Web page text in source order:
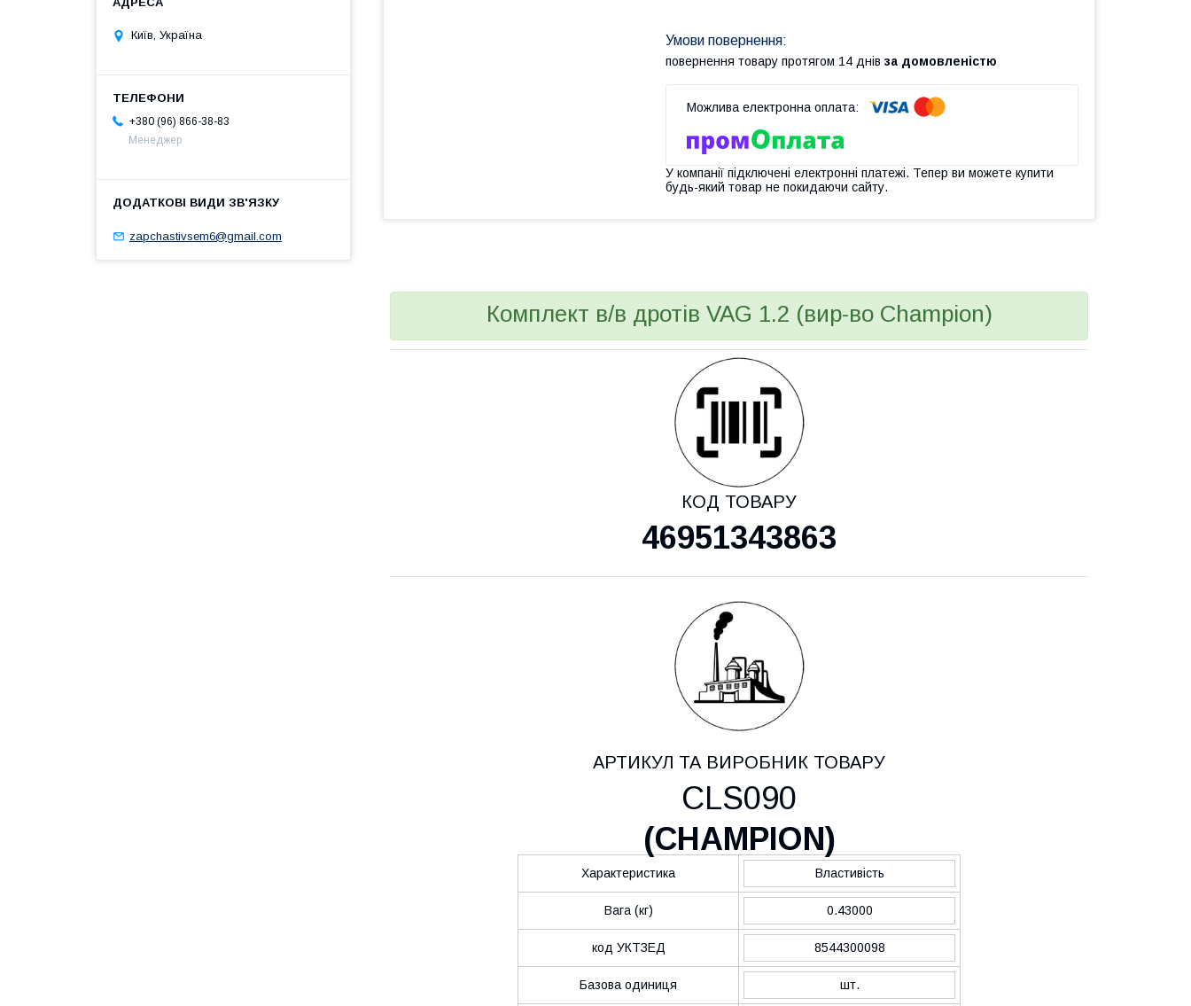
повернення товару протягом 14 днів за домовленістю
У компанії підключені електронні платежі. Тепер ви можете купити
будь-який товар не покидаючи сайту.
Комплект в/в дротів VAG 1.2 (вир-во Champion)
КОД ТОВАРУ
46951343863
АРТИКУЛ ТА ВИРОБНИК ТОВАРУ
CLS090
(CHAMPION)
Характеристика Властивість
Вага (кг) 0.43000
код УКТЗЕД 8544300098
Базова одиниця шт.
Київ, Україна
+380 (96) 866-38-83
Менеджер
zapchastivsem6@gmail.com